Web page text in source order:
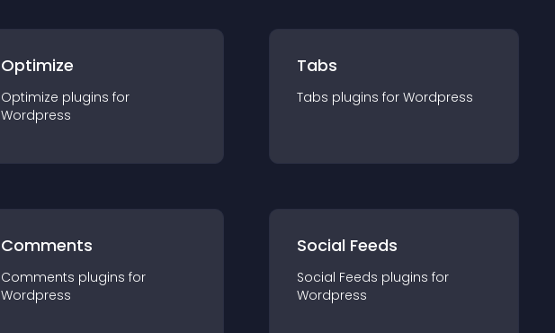
Optimize
Optimize plugins for
Wordpress
Tabs
Tabs plugins for Wordpress
Comments
Comments plugins for
Wordpress
Social Feeds
Social Feeds plugins for
Wordpress